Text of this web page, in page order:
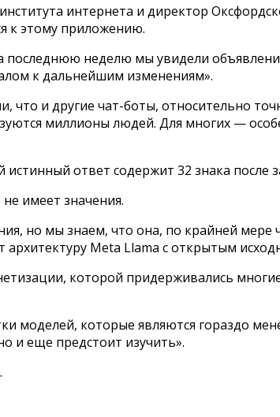
интернета и директор
к этому приложению.
последнюю неделю мы увидели
к дальнейшим изменениям».
что и другие чат-боты, относительно
миллионы людей. Для многих —
ответ содержит 32 знака после
имеет значения.
но мы знаем, что она, по крайней мере
Meta Llama с открытым
которой придерживались
моделей, которые являются гораздо
и еще предстоит изучить».